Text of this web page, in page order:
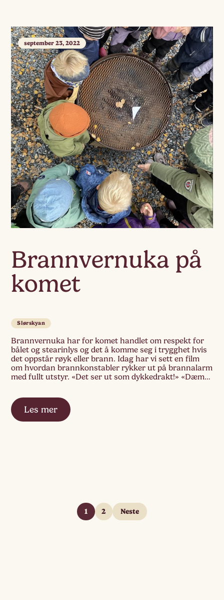
Brannvernuka på
komet
september 23, 2022
Slørskyan
Brannvernuka har for komet handlet om respekt for
bålet og stearinlys og det å komme seg i trygghet hvis
det oppstår røyk eller brann. Idag har vi sett en film
om hvordan brannkonstabler rykker ut på brannalarm
med fullt utstyr. «Det ser ut som dykkedrakt!» «Dæm
Les mer
1 2 Neste